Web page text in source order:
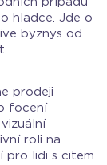
hladce. Jde o
byznys od
prodeji
focení
roli na
pro lidi s citem